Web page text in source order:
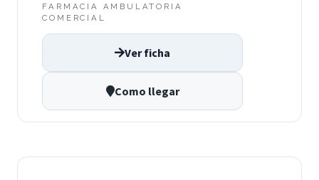
FARMACIA AMBULATORIA
COMERCIAL
Ver ficha
Como llegar